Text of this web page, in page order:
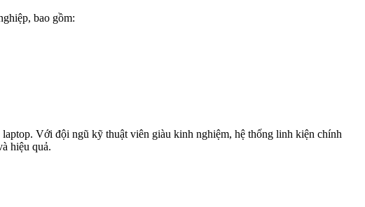
bao gồm:
Với đội ngũ kỹ thuật viên giàu kinh nghiệm, hệ thống linh kiện chính
hiệu quả.